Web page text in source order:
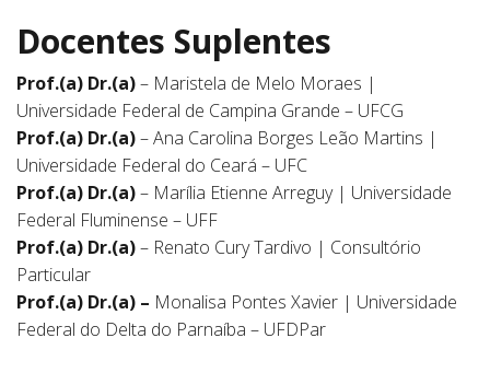
Docentes Suplentes
Prof.(a) Dr.(a)– Maristela de Melo Moraes |
Universidade Federal de Campina Grande – UFCG
Prof.(a) Dr.(a)– Ana Carolina Borges Leão Martins |
Universidade Federal do Ceará – UFC
Prof.(a) Dr.(a)– Marília Etienne Arreguy | Universidade
Federal Fluminense – UFF
Prof.(a) Dr.(a)– Renato Cury Tardivo | Consultório
Particular
Prof.(a) Dr.(a) – Monalisa Pontes Xavier | Universidade
Federal do Delta do Parnaíba – UFDPar